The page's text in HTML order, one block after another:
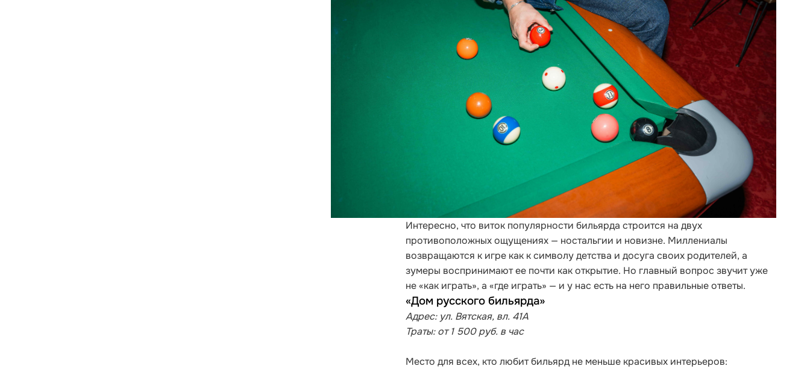
Интересно, что виток популярности бильярда строится на двух
противоположных ощущениях — ностальгии и новизне. Миллениалы
возвращаются к игре как к символу детства и досуга своих родителей, а
зумеры воспринимают ее почти как открытие. Но главный вопрос звучит уже
не «как играть», а «где играть» — и у нас есть на него правильные ответы.
«Дом русского бильярда»
Адрес: ул. Вятская, вл. 41А
Траты: от 1 500 руб. в час
Место для всех, кто любит бильярд не меньше красивых интерьеров: